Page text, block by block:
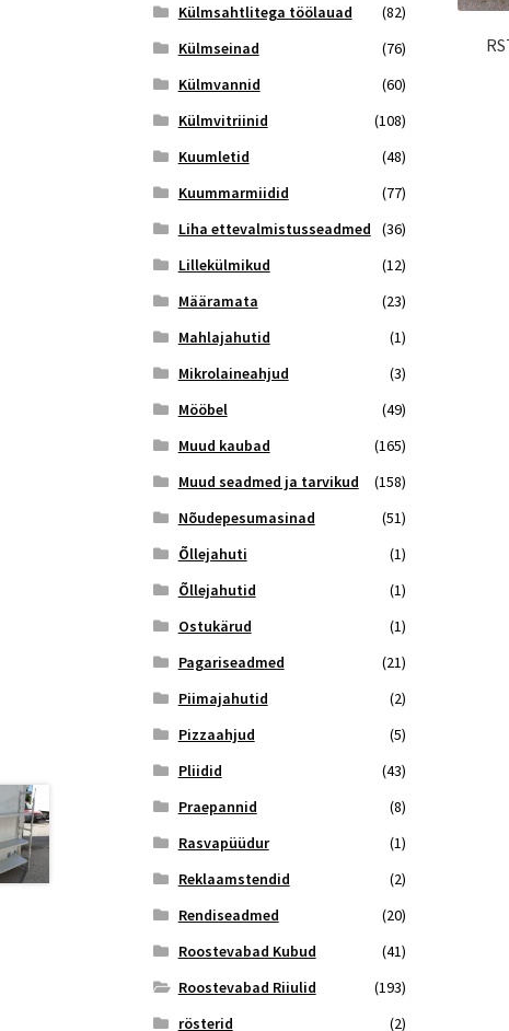
Külmsahtlitega töölauad
(82)
Külmseinad
(76)
Külmvannid
(60)
Külmvitriinid
(108)
Kuumletid
(48)
Kuummarmiidid
(77)
Liha ettevalmistusseadmed
(36)
Lillekülmikud
(12)
Määramata
(23)
Mahlajahutid
(1)
Mikrolaineahjud
(3)
Mööbel
(49)
Muud kaubad
(165)
Muud seadmed ja tarvikud
(158)
Nõudepesumasinad
(51)
Õllejahuti
(1)
Õllejahutid
(1)
Ostukärud
(1)
Pagariseadmed
(21)
Piimajahutid
(2)
Pizzaahjud
(5)
Pliidid
(43)
Praepannid
(8)
Rasvapüüdur
(1)
Reklaamstendid
(2)
Rendiseadmed
(20)
Roostevabad Kubud
(41)
Roostevabad Riiulid
(193)
rösterid
(2)